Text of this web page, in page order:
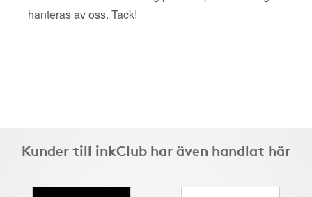
hanteras av oss. Tack!
Kunder till inkClub har även handlat här